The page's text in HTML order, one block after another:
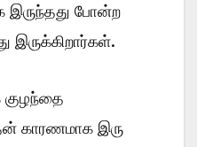
இருந்தது போன்ற
இருக்கிறார்கள்.
குழந்தை
காரணமாக இரு